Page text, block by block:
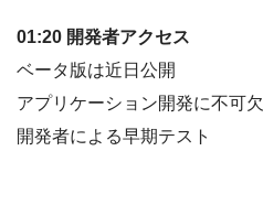
01:20 開発者アクセス
ベータ版は近日公開
アプリケーション開発に不可欠
開発者による早期テスト